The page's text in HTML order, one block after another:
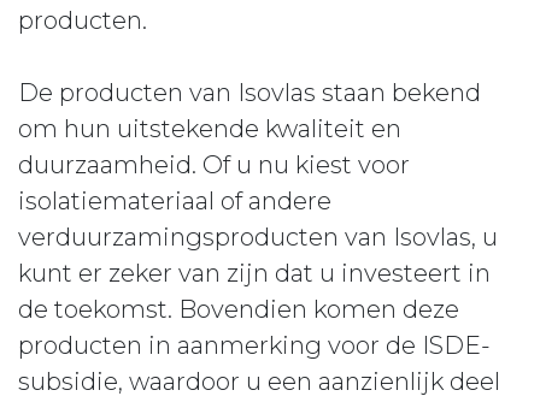
producten.
De producten van Isovlas staan bekend
om hun uitstekende kwaliteit en
duurzaamheid. Of u nu kiest voor
isolatiemateriaal of andere
verduurzamingsproducten van Isovlas, u
kunt er zeker van zijn dat u investeert in
de toekomst. Bovendien komen deze
producten in aanmerking voor de ISDE-
subsidie, waardoor u een aanzienlijk deel